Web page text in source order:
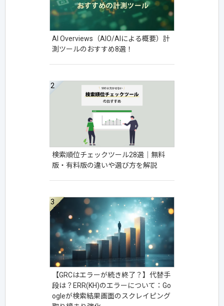
AI Overviews（AIO/AIによる概要）計
測ツールのおすすめ8選！
検索順位チェックツール28選│無料
版・有料版の違いや選び方を解説
【GRCはエラーが続き終了？】代替手
段は？ERR(KH)のエラーについて：Go
ogleが検索結果画面のスクレイピング